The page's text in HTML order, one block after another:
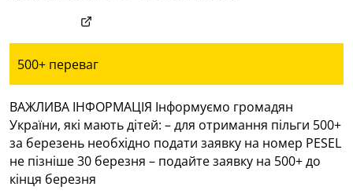
(otwiera w nowym oknie)
500+ переваг
ВАЖЛИВА ІНФОРМАЦІЯ Інформуємо громадян
України, які мають дітей: – для отримання пільги 500+
за березень необхідно подати заявку на номер PESEL
не пізніше 30 березня – подайте заявку на 500+ до
кінця березня